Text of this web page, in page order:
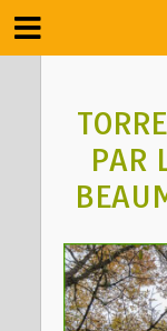
PAR